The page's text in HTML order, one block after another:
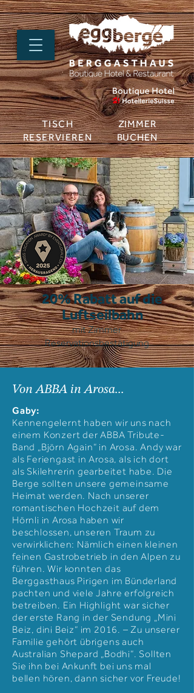
TISCH
RESERVIEREN
ZIMMER
BUCHEN
20% Rabatt auf die
Luftseilbahn
mit Zimmer
Reservationsbestätigung
Von ABBA in Arosa...
Gaby:
Kennengelernt haben wir uns nach
einem Konzert der ABBA Tribute-
Band „Björn Again“ in Arosa. Andy war
als Feriengast in Arosa, als ich dort
als Skilehrerin gearbeitet habe. Die
Berge sollten unsere gemeinsame
Heimat werden. Nach unserer
romantischen Hochzeit auf dem
Hörnli in Arosa haben wir
beschlossen, unseren Traum zu
verwirklichen: Nämlich einen kleinen
feinen Gastrobetrieb in den Alpen zu
führen. Wir konnten das
Berggasthaus Pirigen im Bünderland
pachten und viele Jahre erfolgreich
betreiben. Ein Highlight war sicher
der erste Rang in der Sendung „Mini
Beiz, dini Beiz“ im 2016. – Zu unserer
Familie gehört übrigens auch
Australian Shepard „Bodhi“. Sollten
Sie ihn bei Ankunft bei uns mal
bellen hören, dann sicher vor Freude!